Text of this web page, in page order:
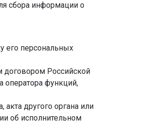
сбора информации о
его персональных
договором Российской
оператора функций,
другого органа или
об исполнительном